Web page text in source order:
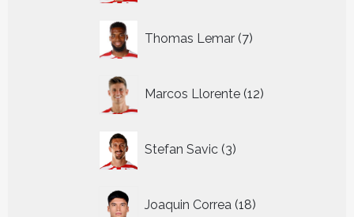
Thomas Lemar 7
producten
Marcos Llorente 12
producten
Stefan Savic 3
producten
Joaquin Correa 18
producten